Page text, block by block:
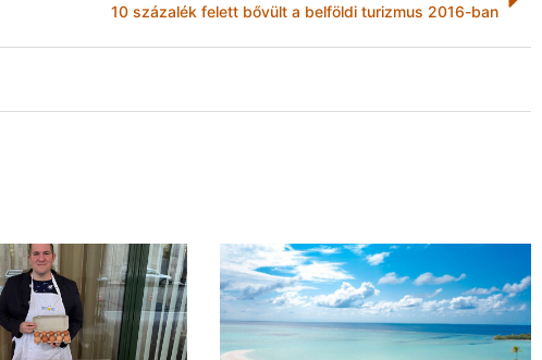
10 százalék felett bővült a belföldi turizmus 2016-ban